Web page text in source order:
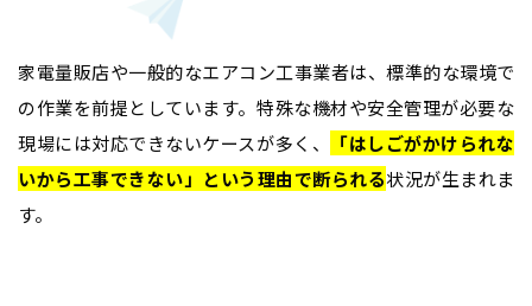
家電量販店や一般的なエアコン工事業者は、標準的な環境で
の作業を前提としています。特殊な機材や安全管理が必要な
現場には対応できないケースが多く、
「はしごがかけられな
いから工事できない」という理由で断られる状況が生まれま
す。